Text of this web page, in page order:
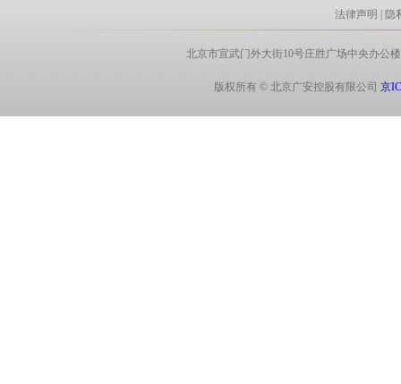
法律声明 隐
北京市宣武门外大街10号庄胜广场中央办公
版权所有 © 北京广安控股有限公司京